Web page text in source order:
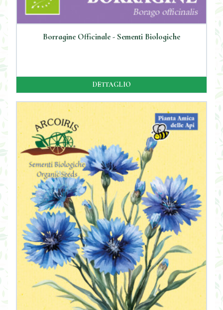
Borragine Officinale - Sementi Biologiche
DETTAGLIO